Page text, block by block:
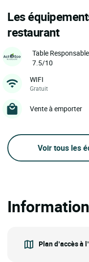
Les
restaurant
Table
7.5/10
WIFI
Gratuit
Vente à emporter
Voir tous les
Plan d’accès à